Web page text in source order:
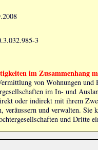
3
im Zusammenhang
von Wohnungen und
im In- und
oder indirekt mit ihrem
veräussern und verwalten.
und Dritte